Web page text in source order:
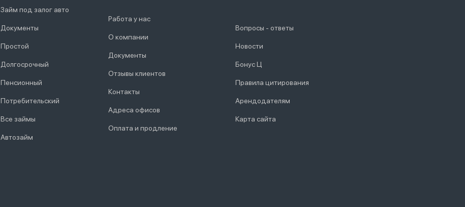
Займ под залог авто
Документы
Простой
Долгосрочный
Пенсионный
Потребительский
Все займы
Автозайм
Работа у нас
О компании
Документы
Отзывы клиентов
Контакты
Адреса офисов
Оплата и продление
Вопросы - ответы
Новости
Бонус Ц
Правила цитирования
Арендодателям
Карта сайта